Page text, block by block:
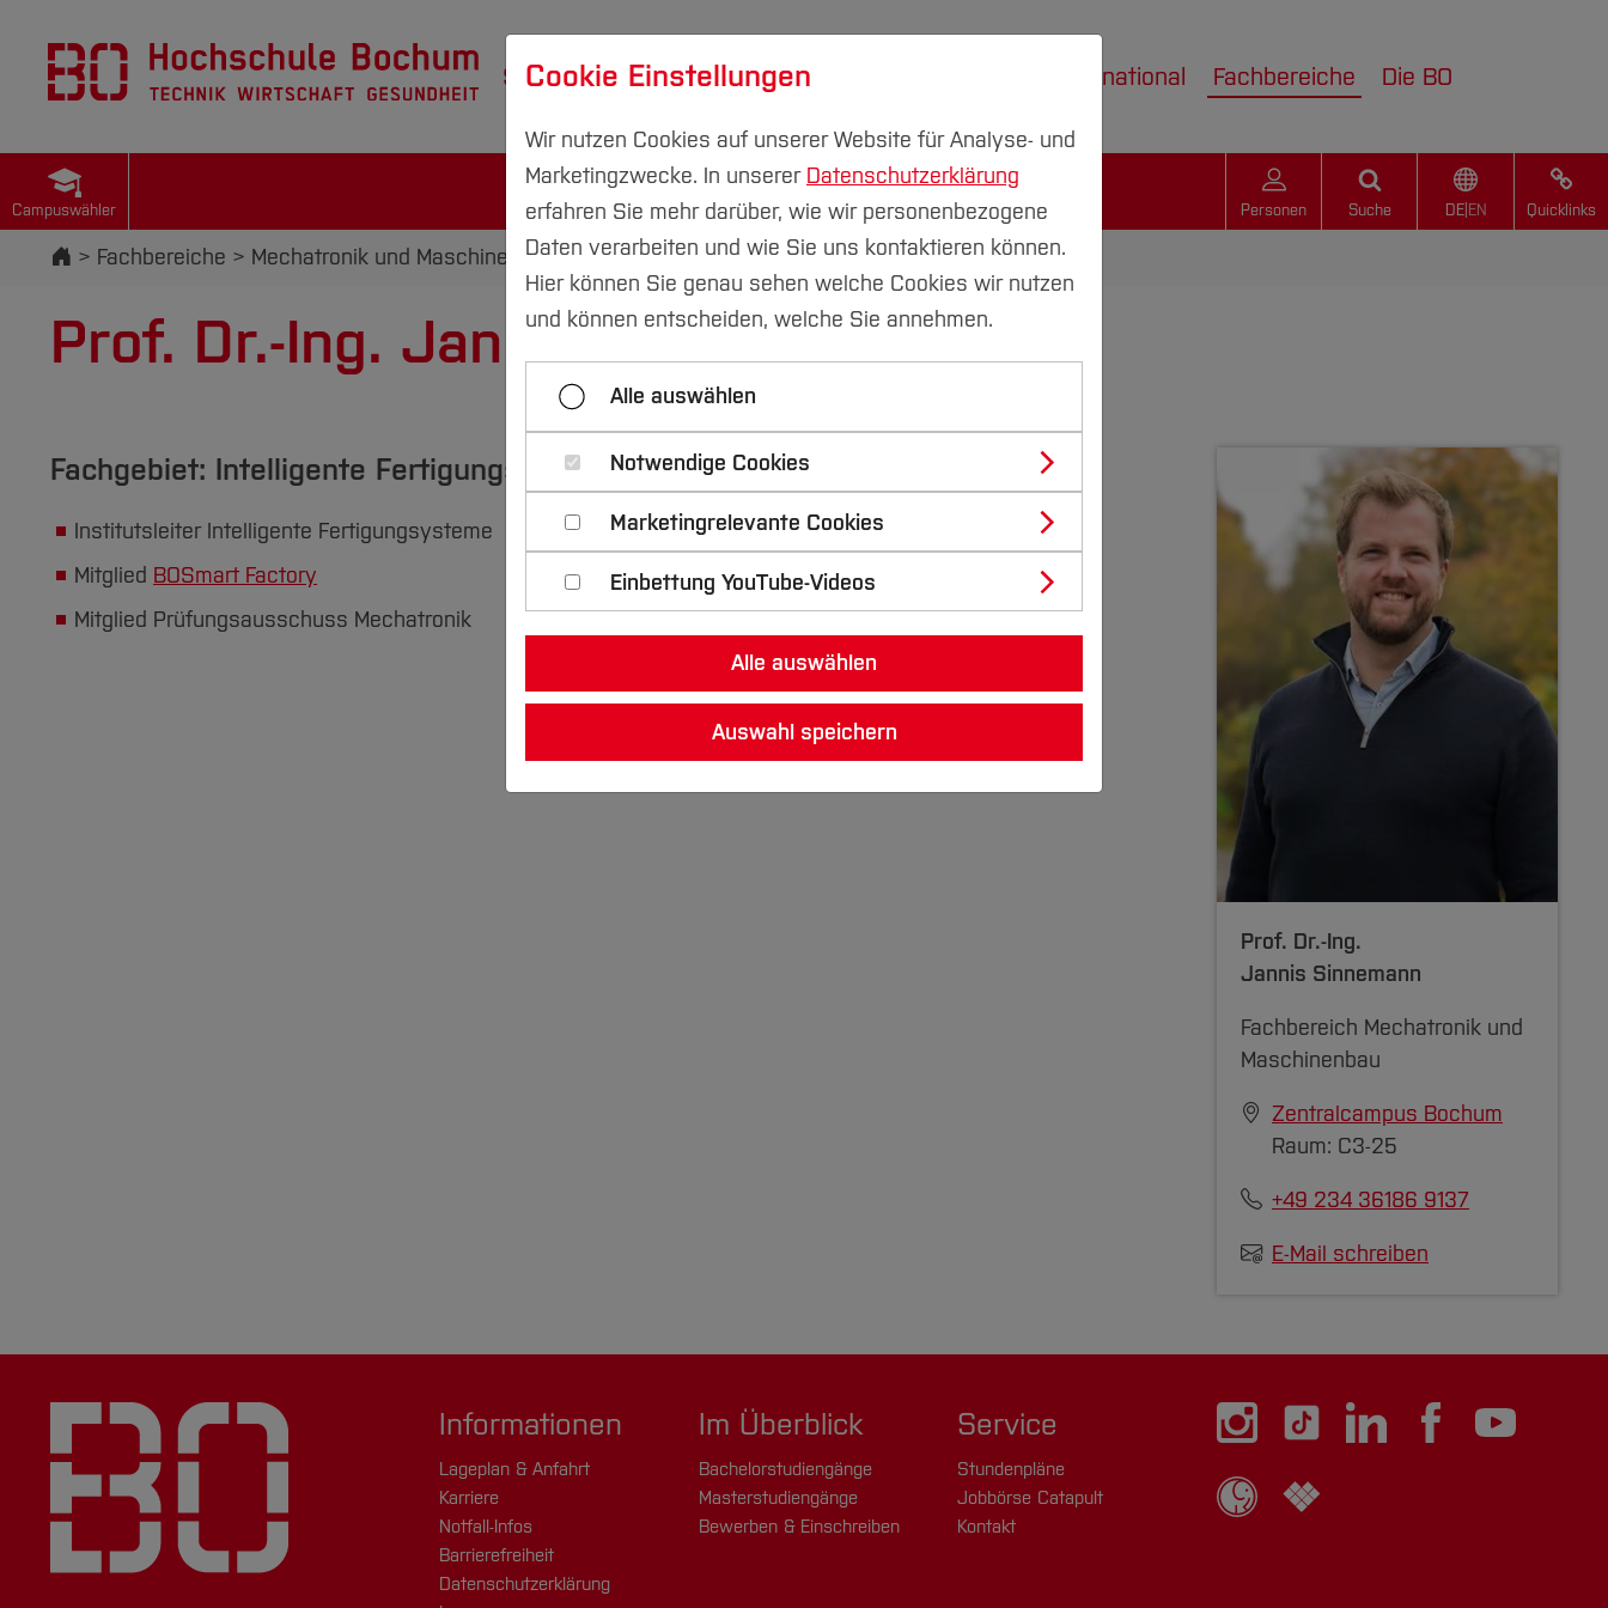
Studium Forschung & Transfer International Fachbereiche Die BO
Campuswähler Personen Suche DE| EN Quicklinks
Startseite
Fachbereiche Mechatronik und Maschinenbau Team Team
Prof. Dr.-Ing. Jannis Sinnemann
Fachgebiet: Intelligente Fertigungssysteme
Institutsleiter Intelligente Fertigungsysteme
Mitglied BOSmart Factory
Mitglied Prüfungsausschuss Mechatronik
Prof. Dr.-Ing.
Jannis Sinnemann
Fachbereich Mechatronik und
Maschinenbau
Zentralcampus Bochum
Raum: C3-25
+49 234 36186 9137
E-Mail schreiben
Informationen
Lageplan & Anfahrt
Karriere
Notfall-Infos
Barrierefreiheit
Datenschutzerklärung
Im Überblick
Bachelorstudiengänge
Masterstudiengänge
Bewerben & Einschreiben
Service
Stundenpläne
Jobbörse Catapult
Kontakt
Cookie Einstellungen
Wir nutzen Cookies auf unserer Website für Analyse- und
Marketingzwecke. In unserer Datenschutzerklärung
erfahren Sie mehr darüber, wie wir personenbezogene
Daten verarbeiten und wie Sie uns kontaktieren können.
Hier können Sie genau sehen welche Cookies wir nutzen
und können entscheiden, welche Sie annehmen.
Alle auswählen
Notwendige Cookies
Marketingrelevante Cookies
Einbettung YouTube-Videos
Alle auswählen
Auswahl speichern